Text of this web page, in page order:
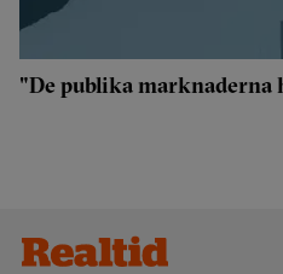
"De publika marknaderna